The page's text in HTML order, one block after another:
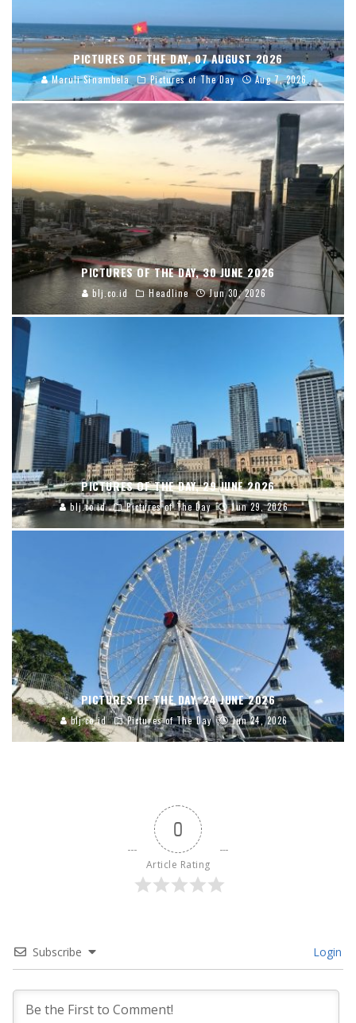
PICTURES OF THE DAY, 07 AUGUST 2026
Maruli Sinambela Pictures of The Day Aug 7, 2026
PICTURES OF THE DAY, 30 JUNE 2026
blj.co.id Headline Jun 30, 2026
PICTURES OF THE DAY, 29 JUNE 2026
blj.co.id Pictures of The Day Jun 29, 2026
PICTURES OF THE DAY, 24 JUNE 2026
blj.co.id Pictures of The Day Jun 24, 2026
0
Article Rating
Subscribe Login